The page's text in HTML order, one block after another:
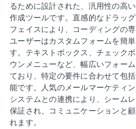
るために設計された、汎用性の高
作成ツールです。直感的なドラッ
フェイスにより、コーディングの専
ユーザーはカスタムフォームを簡
す。テキストボックス、チェック
ウンメニューなど、幅広いフォー
ており、特定の要件に合わせて包
能です。人気のメールマーケティ
システムとの連携により、シーム
保証され、コミュニケーションと
れます。